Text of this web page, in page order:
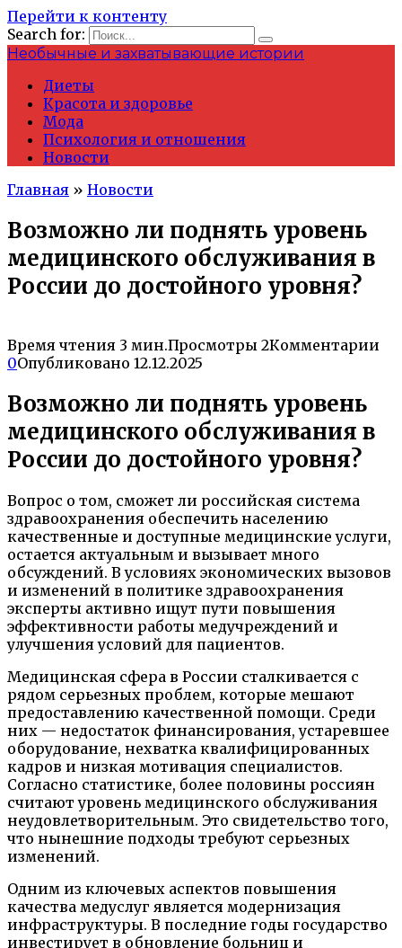
Перейти к контенту
Search for:
Необычные и захватывающие истории
Диеты
Красота и здоровье
Мода
Психология и отношения
Новости
Главная » Новости
Возможно ли поднять уровень
медицинского обслуживания в
России до достойного уровня?
Время чтения 3 мин.Просмотры 2Комментарии
0Опубликовано 12.12.2025
Возможно ли поднять уровень
медицинского обслуживания в
России до достойного уровня?
Вопрос о том, сможет ли российская система
здравоохранения обеспечить населению
качественные и доступные медицинские услуги,
остается актуальным и вызывает много
обсуждений. В условиях экономических вызовов
и изменений в политике здравоохранения
эксперты активно ищут пути повышения
эффективности работы медучреждений и
улучшения условий для пациентов.
Медицинская сфера в России сталкивается с
рядом серьезных проблем, которые мешают
предоставлению качественной помощи. Среди
них — недостаток финансирования, устаревшее
оборудование, нехватка квалифицированных
кадров и низкая мотивация специалистов.
Согласно статистике, более половины россиян
считают уровень медицинского обслуживания
неудовлетворительным. Это свидетельство того,
что нынешние подходы требуют серьезных
изменений.
Одним из ключевых аспектов повышения
качества медуслуг является модернизация
инфраструктуры. В последние годы государство
инвестирует в обновление больниц и